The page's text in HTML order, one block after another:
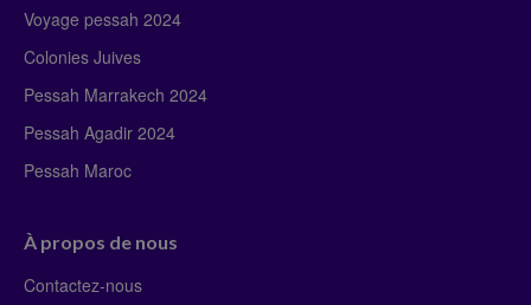
Voyage pessah 2024
Colonies Juives
Pessah Marrakech 2024
Pessah Agadir 2024
Pessah Maroc
À propos de nous
Contactez-nous